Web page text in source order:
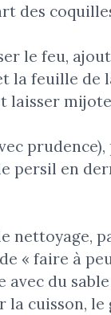
des
le feu,
la feuille de
laisser
persil en
nettoyage,
« faire à
avec du
la cuisson, le